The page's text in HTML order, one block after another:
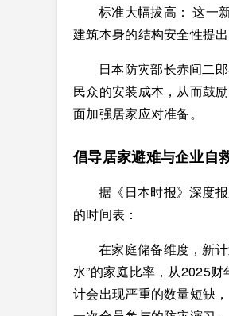
标准大幅拔高： 这一
建筑本身的结构安全性提
日本防灾部长赤间二
民众的安装成本，从而鼓
面加强居家应对准备。
倡导居家避难与企业自
据《日本时报》深度
的时间表：
在家庭储备维度，新
水”的家庭比率，从2025
计会出现严重的数量短缺